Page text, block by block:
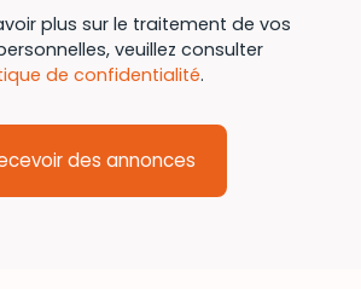
plus sur le traitement de vos
veuillez consulter
de confidentialité.
des annonces